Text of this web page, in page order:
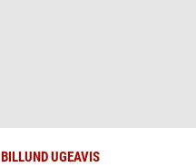
BILLUND UGEAVIS